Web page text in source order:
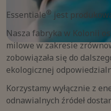
Essentiale® jest
Nasza fabryka w Kolonii
milowe w zakresie
zobowiązała się do
ekologicznej
Korzystamy wyłącznie z
odnawialnych źródeł